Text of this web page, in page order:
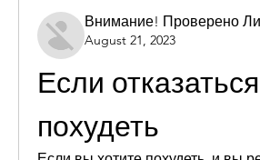
Внимание! Проверено
August 21, 2023
Если
похудеть